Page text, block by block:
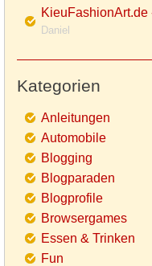
Daniel
Kategorien
Anleitungen
Automobile
Blogging
Blogparaden
Blogprofile
Browsergames
Essen & Trinken
Fun